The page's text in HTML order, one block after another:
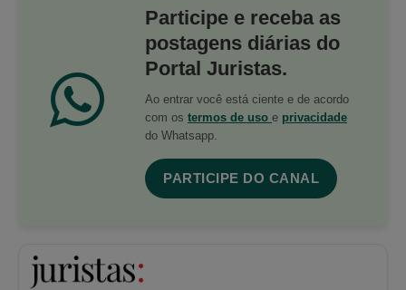
Participe e receba as
postagens diárias do
Portal Juristas.
Ao entrar você está ciente e de acordo
com os termos de uso e privacidade
do Whatsapp.
PARTICIPE DO CANAL